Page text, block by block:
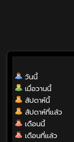
วันนี้
เมื่อวานนี้
สัปดาห์นี้
สัปดาห์ที่แล้ว
เดือนนี้
เดือนที่แล้ว